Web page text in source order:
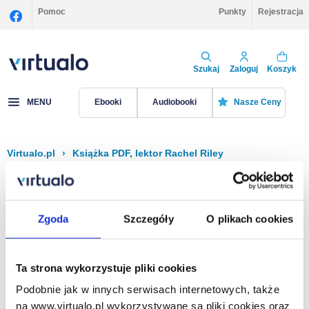
Zgoda Szczegóły O plikach cookies
Ta strona wykorzystuje pliki cookies
Podobnie jak w innych serwisach internetowych, także
na www.virtualo.pl wykorzystywane są pliki cookies oraz
Pomoc Punkty Rejestracja
Szukaj Zaloguj Koszyk
MENU Ebooki Audiobooki Nasze Ceny
Virtualo.pl › Książka PDF, lektor Rachel Riley
Filtruj Sortuj
Na stronie